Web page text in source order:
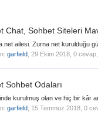
Chat, Sohbet Siteleri
ailesi. Zurna net kurulduğu
garfield 29 Ekim 2018 , 0
Sohbet Odaları
kurulmuş olan ve hiç bir kâr
garfield 15 Temmuz 2018 , 0